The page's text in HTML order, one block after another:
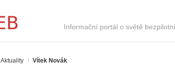
Informační portál o světě
Aktuality / Vítek Novák